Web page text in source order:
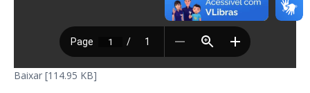
Baixar [114.95 KB]